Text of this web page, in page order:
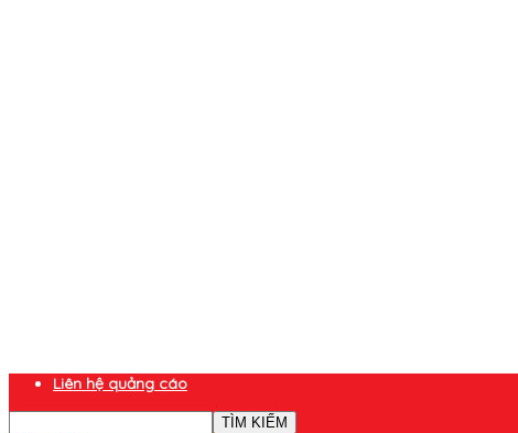
Liên hệ quảng cáo